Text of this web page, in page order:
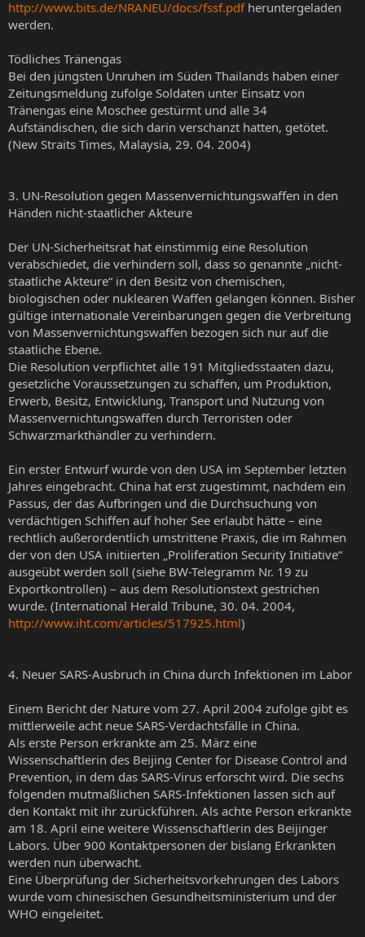
http://www.bits.de/NRANEU/docs/fssf.pdfheruntergeladen
werden.
Tödliches Tränengas
Bei den jüngsten Unruhen im Süden Thailands haben einer
Zeitungsmeldung zufolge Soldaten unter Einsatz von
Tränengas eine Moschee gestürmt und alle 34
Aufständischen, die sich darin verschanzt hatten, getötet.
(New Straits Times, Malaysia, 29. 04. 2004)
3. UN-Resolution gegen Massenvernichtungswaffen in den
Händen nicht-staatlicher Akteure
Der UN-Sicherheitsrat hat einstimmig eine Resolution
verabschiedet, die verhindern soll, dass so genannte „nicht-
staatliche Akteure“ in den Besitz von chemischen,
biologischen oder nuklearen Waffen gelangen können. Bisher
gültige internationale Vereinbarungen gegen die Verbreitung
von Massenvernichtungswaffen bezogen sich nur auf die
staatliche Ebene.
Die Resolution verpflichtet alle 191 Mitgliedsstaaten dazu,
gesetzliche Voraussetzungen zu schaffen, um Produktion,
Erwerb, Besitz, Entwicklung, Transport und Nutzung von
Massenvernichtungswaffen durch Terroristen oder
Schwarzmarkthändler zu verhindern.
Ein erster Entwurf wurde von den USA im September letzten
Jahres eingebracht. China hat erst zugestimmt, nachdem ein
Passus, der das Aufbringen und die Durchsuchung von
verdächtigen Schiffen auf hoher See erlaubt hätte – eine
rechtlich außerordentlich umstrittene Praxis, die im Rahmen
der von den USA initiierten „Proliferation Security Initiative“
ausgeübt werden soll (siehe BW-Telegramm Nr. 19 zu
Exportkontrollen) – aus dem Resolutionstext gestrichen
wurde. (International Herald Tribune, 30. 04. 2004,
http://www.iht.com/articles/517925.html)
4. Neuer SARS-Ausbruch in China durch Infektionen im Labor
Einem Bericht der Nature vom 27. April 2004 zufolge gibt es
mittlerweile acht neue SARS-Verdachtsfälle in China.
Als erste Person erkrankte am 25. März eine
Wissenschaftlerin des Beijing Center for Disease Control and
Prevention, in dem das SARS-Virus erforscht wird. Die sechs
folgenden mutmaßlichen SARS-Infektionen lassen sich auf
den Kontakt mit ihr zurückführen. Als achte Person erkrankte
am 18. April eine weitere Wissenschaftlerin des Beijinger
Labors. Über 900 Kontaktpersonen der bislang Erkrankten
werden nun überwacht.
Eine Überprüfung der Sicherheitsvorkehrungen des Labors
wurde vom chinesischen Gesundheitsministerium und der
WHO eingeleitet.